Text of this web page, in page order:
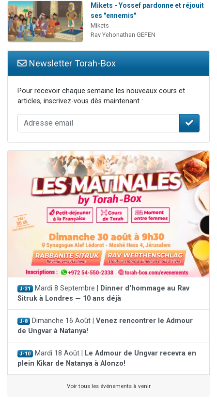
Mikets - Yossef pardonne et réjouit
ses "ennemis"
Mikets
Rav Yehonathan GEFEN
Newsletter Torah-Box
Pour recevoir chaque semaine les nouveaux cours et
articles, inscrivez-vous dès maintenant :
J-31 Mardi 8 Septembre |
Dinner d'hommage au Rav
Sitruk à Londres — 10 ans déjà
J-8 Dimanche 16 Août | Venez rencontrer le Admour
de Ungvar à Natanya!
J-10 Mardi 18 Août |
Le Admour de Ungvar recevra en
plein Kikar de Natanya à Alonzo!
Voir tous les événements à venir